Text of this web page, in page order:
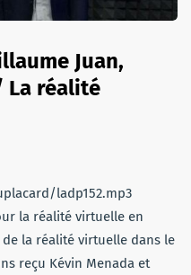
Juan,
La réalité
ladp152.mp3
la réalité virtuelle en
de la réalité virtuelle dans le
reçu Kévin Menada et